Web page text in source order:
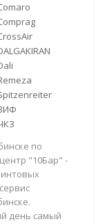
по
"10Бар" -
день самый